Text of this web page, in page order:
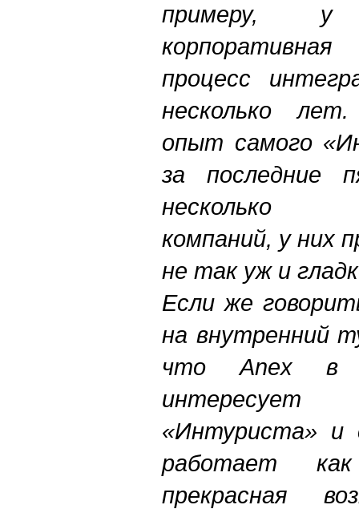
примеру, у
процесс
несколько
опыт самого
за последние
несколько
компаний, у них
не так уж и
Если же
на внутренний
что Anex в
интересует
«Интуриста» и
работает
прекрасная